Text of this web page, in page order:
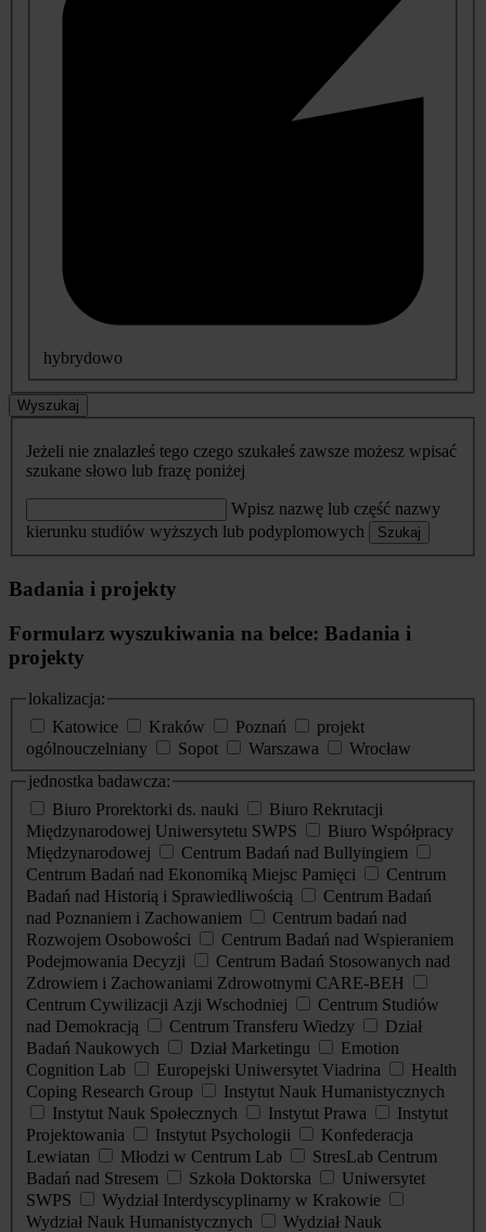
hybrydowo
Wyszukaj
Jeżeli nie znalazłeś tego czego szukałeś zawsze możesz wpisać
szukane słowo lub frazę poniżej
Wpisz nazwę lub część nazwy
kierunku studiów wyższych lub podyplomowych
Szukaj
Badania i projekty
Formularz wyszukiwania na belce: Badania i
projekty
lokalizacja:
Katowice
Kraków Poznań
projekt
ogólnouczelniany
Sopot Warszawa
Wrocław
jednostka badawcza:
Biuro Prorektorki ds. nauki
Biuro Rekrutacji
Międzynarodowej Uniwersytetu SWPS
Biuro Współpracy
Międzynarodowej
Centrum Badań nad Bullyingiem
Centrum Badań nad Ekonomiką Miejsc Pamięci
Centrum
Badań nad Historią i Sprawiedliwością
Centrum Badań
nad Poznaniem i Zachowaniem
Centrum badań nad
Rozwojem Osobowości
Centrum Badań nad Wspieraniem
Podejmowania Decyzji
Centrum Badań Stosowanych nad
Zdrowiem i Zachowaniami Zdrowotnymi CARE-BEH
Centrum Cywilizacji Azji Wschodniej
Centrum Studiów
nad Demokracją
Centrum Transferu Wiedzy
Dział
Badań Naukowych
Dział Marketingu
Emotion
Cognition Lab
Europejski Uniwersytet Viadrina
Health
Coping Research Group
Instytut Nauk Humanistycznych
Instytut Nauk Społecznych
Instytut Prawa
Instytut
Projektowania
Instytut Psychologii
Konfederacja
Lewiatan
Młodzi w Centrum Lab
StresLab Centrum
Badań nad Stresem
Szkoła Doktorska
Uniwersytet
SWPS
Wydział Interdyscyplinarny w Krakowie
Wydział Nauk Humanistycznych
Wydział Nauk